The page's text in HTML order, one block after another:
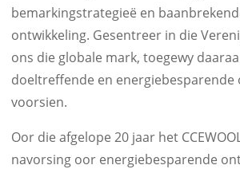
bemarkingstrategieë en
ontwikkeling. Gesentreer in die
ons die globale mark, toegewy
doeltreffende en energiebesparende
voorsien.
Oor die afgelope 20 jaar het
navorsing oor energiebesparende